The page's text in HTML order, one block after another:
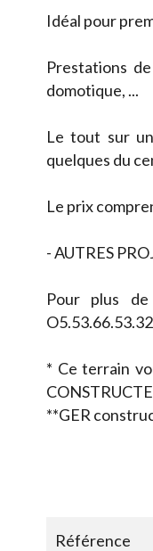
Idéal pour
Prestations
domotique, ...
Le tout sur
quelques du
Le prix
- AUTRES
Pour plus de
O5.53.66.53.32
* Ce terrain
**GER
Référence